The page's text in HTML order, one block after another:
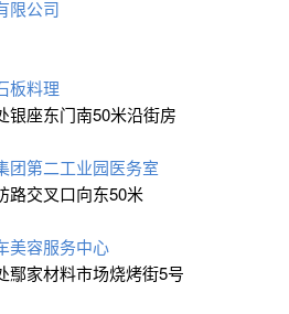
限公司
板料理
银座东门南50米沿街房
团第二工业园医务室
路交叉口向东50米
美容服务中心
鄢家材料市场烧烤街5号